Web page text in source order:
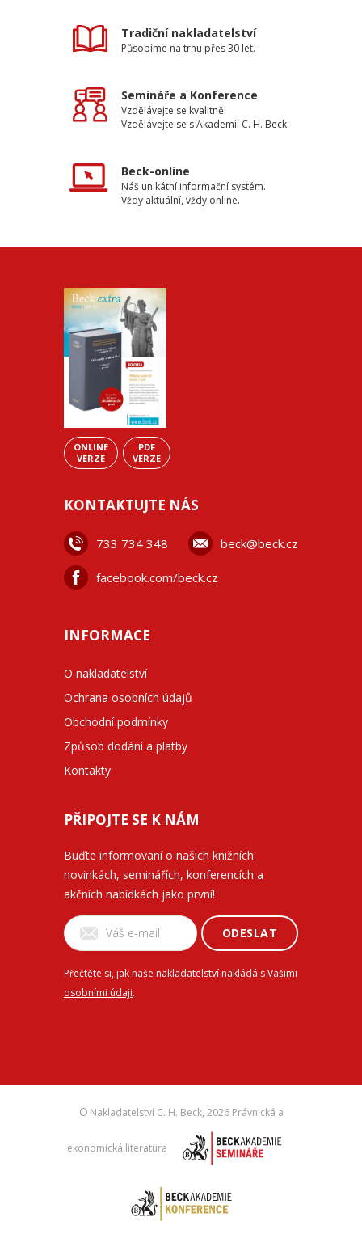
Tradiční nakladatelství
Působíme na trhu přes 30 let.
Semináře a Konference
Vzdělávejte se kvalitně.
Vzdělávejte se s Akademií C. H. Beck.
Beck-online
Náš unikátní informační systém.
Vždy aktuální, vždy online.
ONLINE
VERZE
PDF
VERZE
KONTAKTUJTE NÁS
733 734 348 beck@beck.cz
facebook.com/beck.cz
INFORMACE
O nakladatelství
Ochrana osobních údajů
Obchodní podmínky
Způsob dodání a platby
Kontakty
PŘIPOJTE SE K NÁM
Buďte informovaní o našich knižních
novinkách, seminářích, konferencích a
akčních nabídkách jako první!
ODESLAT
Přečtěte si, jak naše nakladatelství nakládá s Vašimi
osobními údaji.
© Nakladatelství C. H. Beck, 2026 Právnická a
ekonomická literatura